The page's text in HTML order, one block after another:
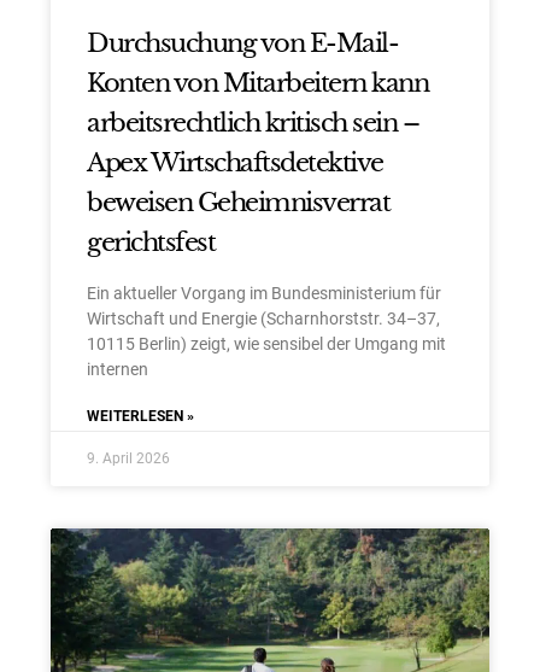
Durchsuchung von E-Mail-
Konten von Mitarbeitern kann
arbeitsrechtlich kritisch sein –
Apex Wirtschaftsdetektive
beweisen Geheimnisverrat
gerichtsfest
Ein aktueller Vorgang im Bundesministerium für
Wirtschaft und Energie (Scharnhorststr. 34–37,
10115 Berlin) zeigt, wie sensibel der Umgang mit
internen
WEITERLESEN »
9. April 2026